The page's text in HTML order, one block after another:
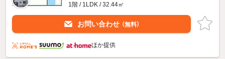
1階 / 1LDK / 32.44㎡
お問い合わせ （無料）
ほか提供